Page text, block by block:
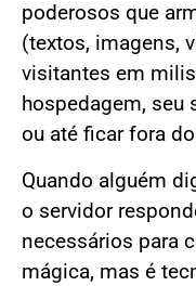
poderosos que
(textos, imagens,
visitantes em
hospedagem, seu
ou até ficar fora do
Quando alguém
o servidor
necessários para
mágica, mas é